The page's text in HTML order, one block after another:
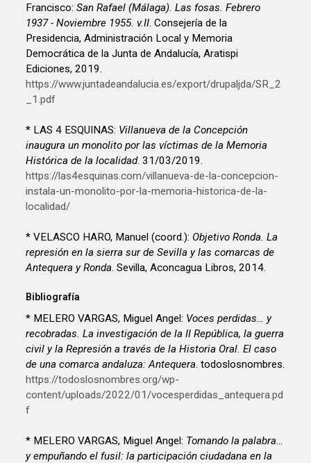
Francisco: San Rafael (Málaga). Las fosas. Febrero
1937 - Noviembre 1955. v.II. Consejería de la
Presidencia, Administración Local y Memoria
Democrática de la Junta de Andalucía, Aratispi
Ediciones, 2019.
https://www.juntadeandalucia.es/export/drupaljda/SR_2
_1.pdf
* LAS 4 ESQUINAS: Villanueva de la Concepción
inaugura un monolito por las víctimas de la Memoria
Histórica de la localidad. 31/03/2019.
https://las4esquinas.com/villanueva-de-la-concepcion-
instala-un-monolito-por-la-memoria-historica-de-la-
localidad/
* VELASCO HARO, Manuel (coord.): Objetivo Ronda. La
represión en la sierra sur de Sevilla y las comarcas de
Antequera y Ronda. Sevilla, Aconcagua Libros, 2014.
Bibliografía
* MELERO VARGAS, Miguel Angel: Voces perdidas… y
recobradas. La investigación de la II República, la guerra
civil y la Represión a través de la Historia Oral. El caso
de una comarca andaluza: Antequera . todoslosnombres.
https://todoslosnombres.org/wp-
content/uploads/2022/01/vocesperdidas_antequera.pd
f
* MELERO VARGAS, Miguel Angel: Tomando la palabra…
y empuñando el fusil: la participación ciudadana en la